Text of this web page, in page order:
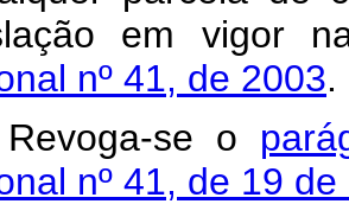
em vigor
nº 41, de 2003.
se o
nº 41, de 19